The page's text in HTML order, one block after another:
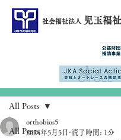
社会福祉法人 児玉福
All Posts
All Posts
orthobios5
2024年5月5日 読了時間: 1分